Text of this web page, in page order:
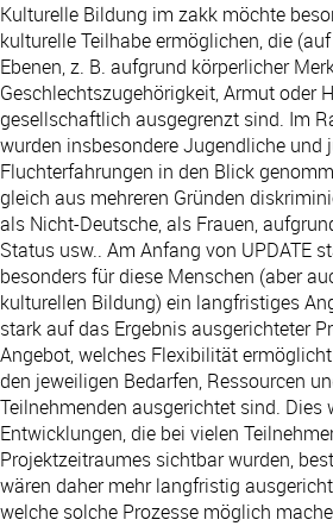
Kulturelle Bildung im zakk möchte
kulturelle Teilhabe ermöglichen, die
Ebenen, z. B. aufgrund körperlicher
Geschlechtszugehörigkeit, Armut oder
gesellschaftlich ausgegrenzt sind. Im
wurden insbesondere Jugendliche und
Fluchterfahrungen in den Blick
gleich aus mehreren Gründen
als Nicht-Deutsche, als Frauen,
Status usw.. Am Anfang von UPDATE
besonders für diese Menschen (aber
kulturellen Bildung) ein langfristiges
stark auf das Ergebnis ausgerichteter
Angebot, welches Flexibilität
den jeweiligen Bedarfen, Ressourcen
Teilnehmenden ausgerichtet sind. Dies
Entwicklungen, die bei vielen
Projektzeitraumes sichtbar wurden,
wären daher mehr langfristig
welche solche Prozesse möglich